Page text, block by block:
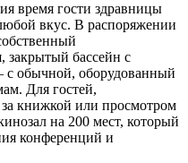
время гости здравницы
вкус. В распоряжении
закрытый бассейн с
с обычной, оборудованный
Для гостей,
книжкой или просмотром
на 200 мест, который
конференций и